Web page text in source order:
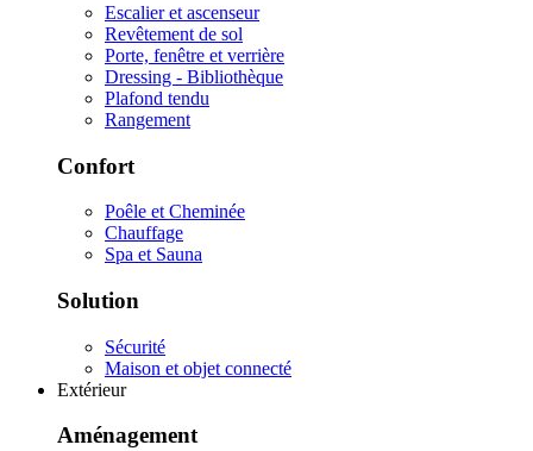
Escalier et ascenseur
Revêtement de sol
Porte, fenêtre et verrière
Dressing - Bibliothèque
Plafond tendu
Rangement
Confort
Poêle et Cheminée
Chauffage
Spa et Sauna
Solution
Sécurité
Maison et objet connecté
Extérieur
Aménagement